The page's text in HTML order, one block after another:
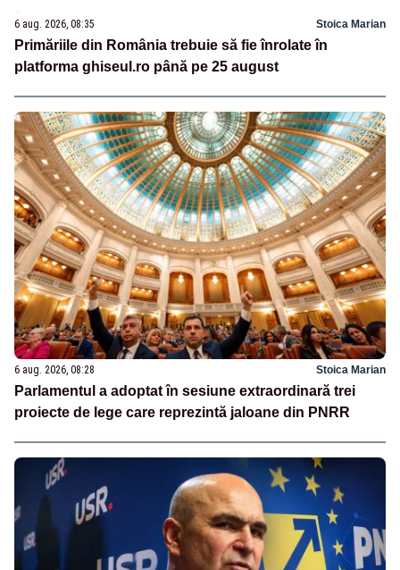
6 aug. 2026, 08:35 Stoica Marian
Primăriile din România trebuie să fie înrolate în
platforma ghiseul.ro până pe 25 august
6 aug. 2026, 08:28 Stoica Marian
Parlamentul a adoptat în sesiune extraordinară trei
proiecte de lege care reprezintă jaloane din PNRR